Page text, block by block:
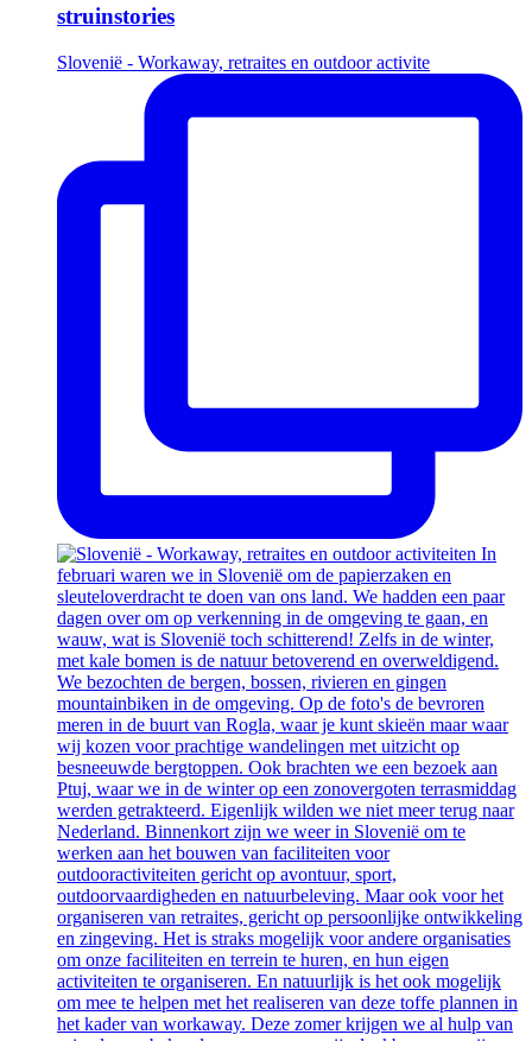
struinstories
Slovenië - Workaway, retraites en outdoor activite